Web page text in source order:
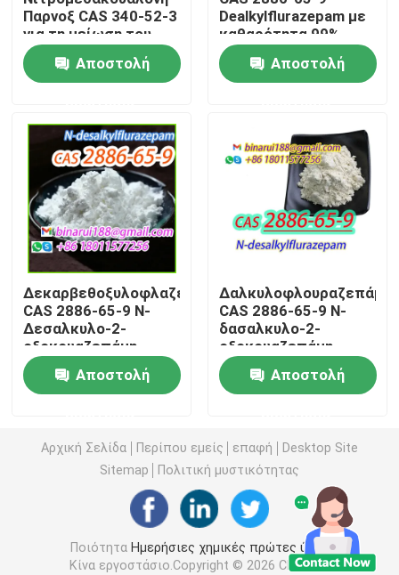
Ημερήσιες χημικές πρώτες ύλες
λεπτοί χημικοί μεσάζοντες
Αγροχημικοί μεσάζοντες
Βασικά οργανικά χημικά
Φαρμακευτικές πρώτες ύλες
Χημικά πρόσθετα τροφίμων
Πρόσθετες ουσίες ζωοτροφών
Καλλυντικά πρόσθετα
Γυάλινα εργαστηριακά μπουκάλια
Παρνοξ CAS 340-52-3
για τη μείωση του
στρες
Αποστολή
Dealkylflurazepam με
καθαρότητα 99%
Αποστολή
Δεκαρβεθοξυλοφλαζεπάτη
CAS 2886-65-9 N-
Δεσαλκυλο-2-
οξοκουαζεπάμη
Αποστολή
Δαλκυλοφλουραζεπάμη
CAS 2886-65-9 N-
δασαλκυλο-2-
οξοκουαζεπάμη
Αποστολή
Αρχική Σελίδα Περίπου εμείς επαφή
Desktop Site
Sitemap
Πολιτική μυστικότητας
Ποιότητα Ημερήσιες χημικές πρώτες ύλες
Κίνα εργοστάσιο.Copyright © 2026 Chengdu